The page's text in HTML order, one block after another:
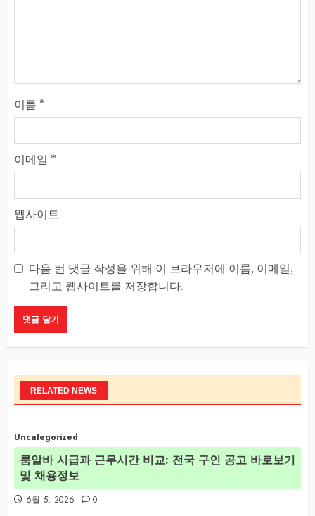
이름 *
이메일 *
웹사이트
다음 번 댓글 작성을 위해 이 브라우저에 이름, 이메일,
그리고 웹사이트를 저장합니다.
RELATED NEWS
Uncategorized
룸알바 시급과 근무시간 비교: 전국 구인 공고 바로보기
및 채용정보
6월 5, 2026 0